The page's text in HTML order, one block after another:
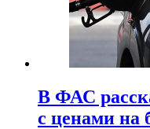
В ФАС
с ценами на